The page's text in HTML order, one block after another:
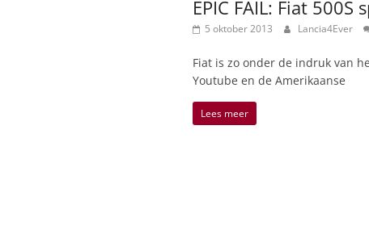
EPIC FAIL: Fiat
5 oktober 2013 Lancia4Ever
Fiat is zo onder de indruk van
Youtube en de Amerikaanse
Lees meer